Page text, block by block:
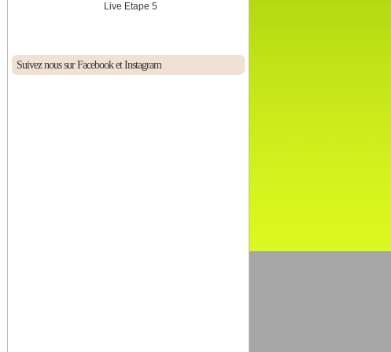
Live Etape 5
Suivez nous sur Facebook et Instagram